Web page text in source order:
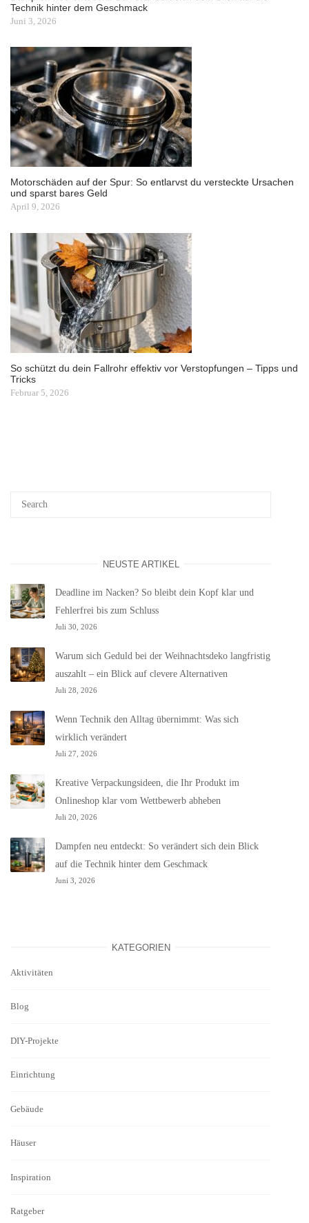
Technik hinter dem Geschmack
Juni 3, 2026
Motorschäden auf der Spur: So entlarvst du versteckte Ursachen
und sparst bares Geld
April 9, 2026
So schützt du dein Fallrohr effektiv vor Verstopfungen – Tipps und
Tricks
Februar 5, 2026
NEUSTE ARTIKEL
Deadline im Nacken? So bleibt dein Kopf klar und
Fehlerfrei bis zum Schluss
Juli 30, 2026
Warum sich Geduld bei der Weihnachtsdeko langfristig
auszahlt – ein Blick auf clevere Alternativen
Juli 28, 2026
Wenn Technik den Alltag übernimmt: Was sich
wirklich verändert
Juli 27, 2026
Kreative Verpackungsideen, die Ihr Produkt im
Onlineshop klar vom Wettbewerb abheben
Juli 20, 2026
Dampfen neu entdeckt: So verändert sich dein Blick
auf die Technik hinter dem Geschmack
Juni 3, 2026
KATEGORIEN
Aktivitäten
Blog
DIY-Projekte
Einrichtung
Gebäude
Häuser
Inspiration
Ratgeber